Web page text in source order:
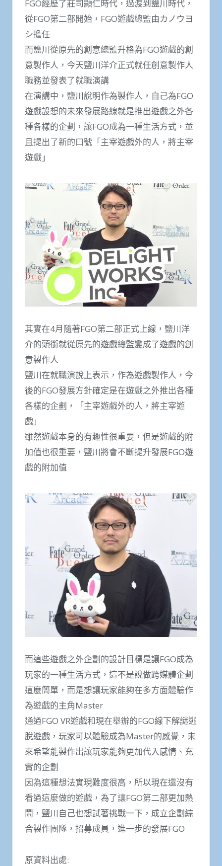
FGO經歷了莊司顯仁時代，過渡到鹽川時代，
從FGO第二部開始，FGO遊戲總監由カノウヨ
シ擔任
而鹽川從原先的創意總監升格為FGO遊戲的創
意製作人，今天鹽川洋介正式就任創意製作人
職務並發表了就職演講
在演講中，鹽川說明作為製作人，自己為FGO
遊戲設想的未來發展路線就是推出遊戲之外各
種各樣的企劃，讓FGO成為一種生活方式，並
且提出了新的口號「主宰遊戲外的人，將主宰
遊戲」
其實在4月隨著FGO第二部正式上線，鹽川洋
介的頭銜就從原先的遊戲總監變成了遊戲的創
意製作人
鹽川在就職演說上表示，作為遊戲製作人，今
後的FGO發展方針確定是在遊戲之外推出各種
各樣的企劃，「主宰遊戲外的人，將主宰遊
戲」
雖然遊戲本身的有趣性很重要，但是遊戲的附
加值也很重要，鹽川將會不斷提升發展FGO遊
戲的附加值
而這些遊戲之外企劃的設計目標是讓FGO成為
玩家的一種生活方式，這不是說做跨媒體企劃
這麼簡單，而是想讓玩家能夠在多方面體驗作
為遊戲的主角Master
通過FGO VR遊戲和現在舉辦的FGO線下解謎逃
脫遊戲，玩家可以體驗成為Master的感覺，未
來希望能製作出讓玩家能夠更加代入感情、充
實的企劃
因為這種想法實現難度很高，所以現在還沒有
看過這麼做的遊戲，為了讓FGO第二部更加熱
鬧，鹽川自己也想試著挑戰一下，成立企劃綜
合製作團隊，招募成員，進一步的發展FGO
原資料出處: